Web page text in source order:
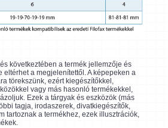
következtében a termék jellemzője és
eltérhet a megjelenítettől. A képepeken a
törekszünk, ezért kiegészítőkkel,
vagy más hasonló termékekkel,
Ezek a tárgyak és eszközök (más
tagja, irodaszerek, divatkiegészítők,
tartoznak a termékhez, ezek illusztrációk,